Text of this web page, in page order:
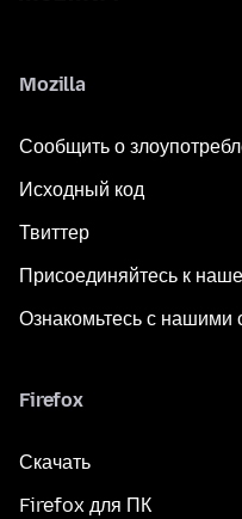
Mozilla
Сообщить о
Исходный код
Твиттер
Присоединяйтесь к
Ознакомьтесь с нашими
Firefox
Скачать
Firefox для ПК